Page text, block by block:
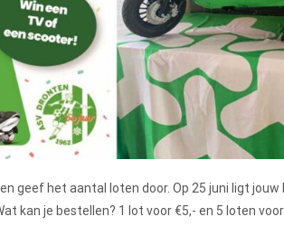
geef het aantal loten door. Op 25 juni ligt
kan je bestellen? 1 lot voor €5,- en 5 loten